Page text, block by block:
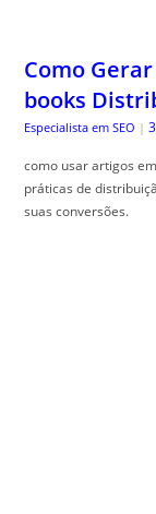
Como
books
Especialista em SEO |
como usar artigos
práticas de
suas conversões.